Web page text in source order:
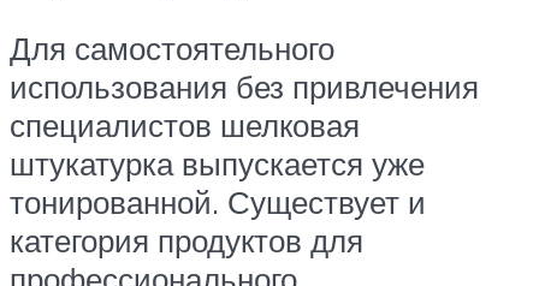
Для самостоятельного
использования без привлечения
специалистов шелковая
штукатурка выпускается уже
тонированной. Существует и
категория продуктов для